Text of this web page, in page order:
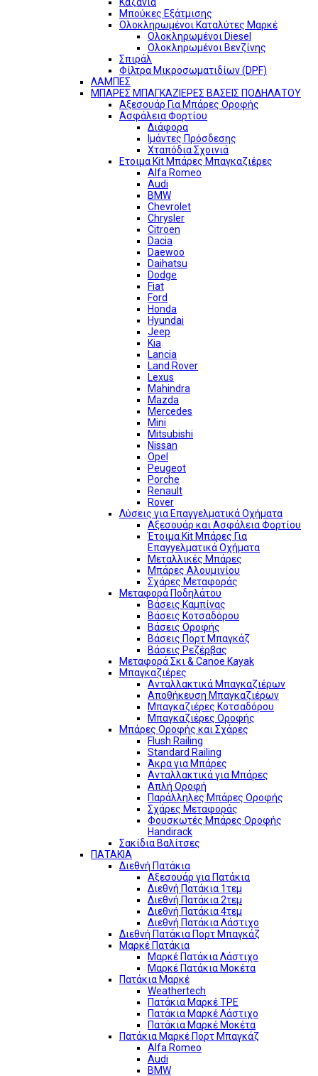
Μπούκες Εξάτμισης
Ολοκληρωμένοι Καταλύτες Μαρκέ
Ολοκληρωμένοι Diesel
Ολοκληρωμένοι Βενζίνης
Σπιράλ
Φίλτρα Μικροσωματιδίων (DPF)
ΛΑΜΠΕΣ
ΜΠΑΡΕΣ ΜΠΑΓΚΑΖΙΕΡΕΣ ΒΑΣΕΙΣ ΠΟΔΗΛΑΤΟΥ
Αξεσουάρ Για Μπάρες Οροφής
Ασφάλεια Φορτίου
Διάφορα
Ιμάντες Πρόσδεσης
Χταπόδια Σχοινιά
Ετοιμα Kit Μπάρες Μπαγκαζιέρες
Alfa Romeo
Audi
BMW
Chevrolet
Chrysler
Citroen
Dacia
Daewoo
Daihatsu
Dodge
Fiat
Ford
Honda
Hyundai
Jeep
Kia
Lancia
Land Rover
Lexus
Mahindra
Mazda
Mercedes
Mini
Mitsubishi
Nissan
Opel
Peugeot
Porche
Renault
Rover
Λύσεις για Επαγγελματικά Οχήματα
Αξεσουάρ και Ασφάλεια Φορτίου
Έτοιμα Kit Μπάρες Για
Επαγγελματικά Οχήματα
Μεταλλικές Μπάρες
Μπάρες Αλουμινίου
Σχάρες Μεταφοράς
Μεταφορά Ποδηλάτου
Βάσεις Καμπίνας
Βάσεις Κοτσαδόρου
Βάσεις Οροφής
Βάσεις Πορτ Μπαγκάζ
Βάσεις Ρεζέρβας
Μεταφορά Σκι & Canoe Kayak
Μπαγκαζιέρες
Ανταλλακτικά Μπαγκαζιέρων
Αποθήκευση Μπαγκαζιέρων
Μπαγκαζιέρες Κοτσαδόρου
Μπαγκαζιέρες Οροφής
Μπάρες Οροφής και Σχάρες
Flush Railing
Standard Railing
Άκρα για Μπάρες
Ανταλλακτικά για Μπάρες
Απλή Οροφή
Παράλληλες Μπάρες Οροφής
Σχάρες Μεταφοράς
Φουσκωτές Μπάρες Οροφής
Handirack
Σακίδια Βαλίτσες
ΠΑΤΑΚΙΑ
Διεθνή Πατάκια
Αξεσουάρ για Πατάκια
Διεθνή Πατάκια 1τεμ
Διεθνή Πατάκια 2τεμ
Διεθνή Πατάκια 4τεμ
Διεθνή Πατάκια Λάστιχο
Διεθνή Πατάκια Πορτ Μπαγκάζ
Μαρκέ Πατάκια
Μαρκέ Πατάκια Λάστιχο
Μαρκέ Πατάκια Μοκέτα
Πατάκια Μαρκέ
Weathertech
Πατάκια Μαρκέ TPE
Πατάκια Μαρκέ Λάστιχο
Πατάκια Μαρκέ Μοκέτα
Πατάκια Μαρκέ Πορτ Μπαγκάζ
Alfa Romeo
Audi
BMW